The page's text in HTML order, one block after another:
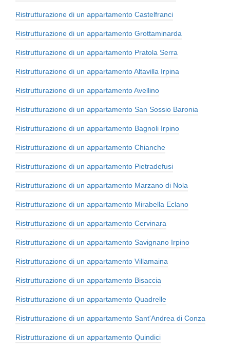
Ristrutturazione di un appartamento Castelfranci
Ristrutturazione di un appartamento Grottaminarda
Ristrutturazione di un appartamento Pratola Serra
Ristrutturazione di un appartamento Altavilla Irpina
Ristrutturazione di un appartamento Avellino
Ristrutturazione di un appartamento San Sossio Baronia
Ristrutturazione di un appartamento Bagnoli Irpino
Ristrutturazione di un appartamento Chianche
Ristrutturazione di un appartamento Pietradefusi
Ristrutturazione di un appartamento Marzano di Nola
Ristrutturazione di un appartamento Mirabella Eclano
Ristrutturazione di un appartamento Cervinara
Ristrutturazione di un appartamento Savignano Irpino
Ristrutturazione di un appartamento Villamaina
Ristrutturazione di un appartamento Bisaccia
Ristrutturazione di un appartamento Quadrelle
Ristrutturazione di un appartamento Sant'Andrea di Conza
Ristrutturazione di un appartamento Quindici